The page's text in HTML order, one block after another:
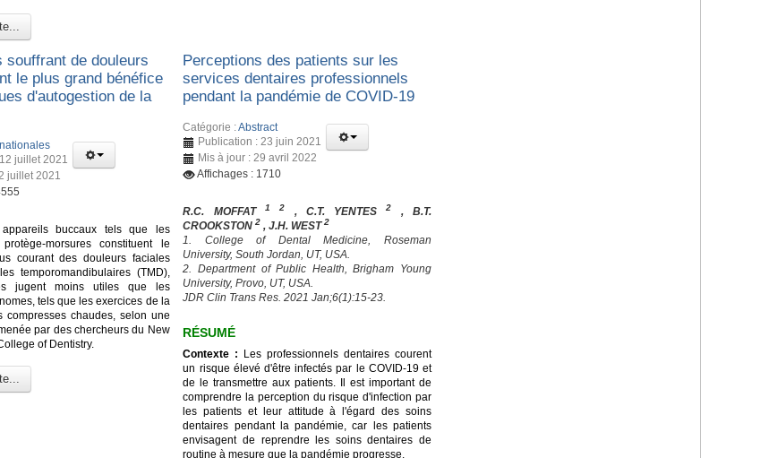
souffrant de douleurs
le plus grand bénéfice
d'autogestion de la
juillet 2021
juillet 2021
buccaux tels que les
morsures constituent le
courant des douleurs faciales
temporomandibulaires (TMD),
jugent moins utiles que les
tels que les exercices de la
compresses chaudes, selon une
par des chercheurs du New
of Dentistry.
Perceptions des patients sur les
services dentaires professionnels
pendant la pandémie de COVID-19
Catégorie :Abstract
Publication : 23 juin 2021
Mis à jour : 29 avril 2022
Affichages : 1710
R.C. MOFFAT 1 2 , C.T. YENTES2
, B.T.
CROOKSTON2 , J.H. WEST2
1. College of Dental Medicine, Roseman
University, South Jordan, UT, USA.
2. Department of Public Health, Brigham Young
University, Provo, UT, USA.
JDR Clin Trans Res. 2021 Jan;6(1):15-23.
RÉSUMÉ
Contexte : Les professionnels dentaires courent
un risque élevé d'être infectés par le COVID-19 et
de le transmettre aux patients. Il est important de
comprendre la perception du risque d'infection par
les patients et leur attitude à l'égard des soins
dentaires pendant la pandémie, car les patients
envisagent de reprendre les soins dentaires de
routine à mesure que la pandémie progresse.